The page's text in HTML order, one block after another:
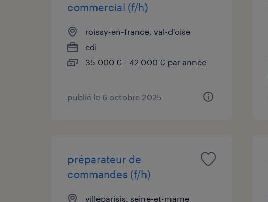
commercial (f/h)
roissy-en-france, val-d'oise
cdi
35 000 € - 42 000 € par année
publié le 6 octobre 2025
préparateur de
commandes (f/h)
villeparisis, seine-et-marne